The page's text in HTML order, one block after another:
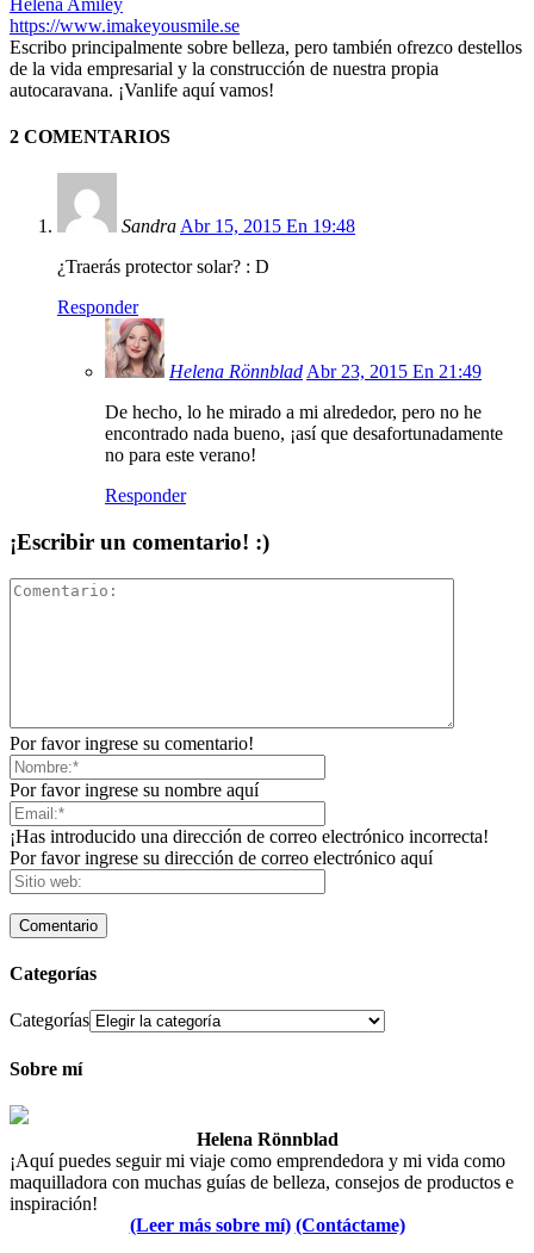
https://www.imakeyousmile.se
Escribo principalmente sobre belleza, pero también ofrezco destellos
de la vida empresarial y la construcción de nuestra propia
autocaravana. ¡Vanlife aquí vamos!
2 COMENTARIOS
Sandra Abr 15, 2015 En 19:48
¿Traerás protector solar? : D
Responder
Helena Rönnblad Abr 23, 2015 En 21:49
De hecho, lo he mirado a mi alrededor, pero no he
encontrado nada bueno, ¡así que desafortunadamente
no para este verano!
Responder
¡Escribir un comentario! :)
Por favor ingrese su comentario!
Por favor ingrese su nombre aquí
¡Has introducido una dirección de correo electrónico incorrecta!
Por favor ingrese su dirección de correo electrónico aquí
Categorías
Categorías
Sobre mí
Helena Rönnblad
¡Aquí puedes seguir mi viaje como emprendedora y mi vida como
maquilladora con muchas guías de belleza, consejos de productos e
inspiración!
(Leer más sobre mí) (Contáctame)